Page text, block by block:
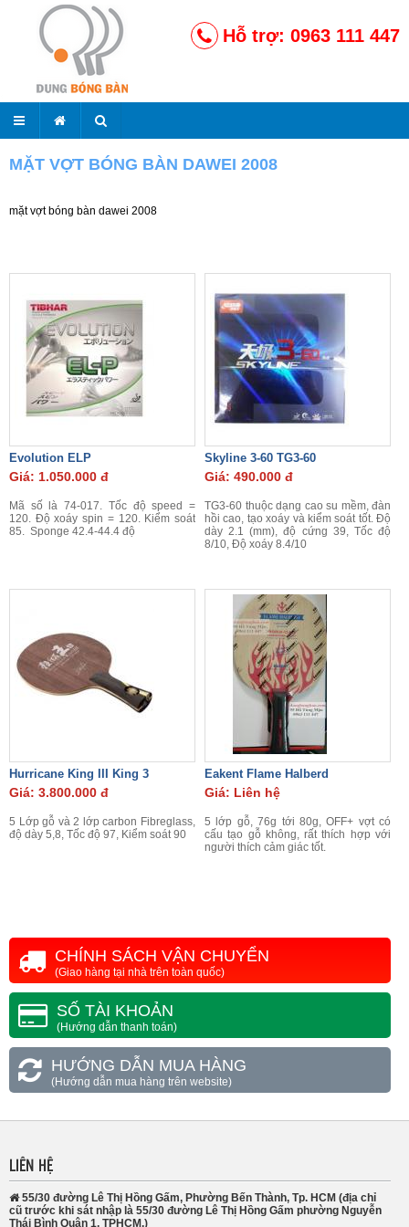
Hỗ trợ: 0963 111 447
MẶT VỢT BÓNG BÀN DAWEI 2008
mặt vợt bóng bàn dawei 2008
Evolution ELP
Giá: 1.050.000 đ
Mã số là 74-017. Tốc độ speed =
120. Độ xoáy spin = 120. Kiểm soát
85. Sponge 42.4-44.4 độ
Skyline 3-60 TG3-60
Giá: 490.000 đ
TG3-60 thuộc dạng cao su mềm, đàn
hồi cao, tạo xoáy và kiểm soát tốt. Độ
dày 2.1 (mm), độ cứng 39, Tốc độ
8/10, Độ xoáy 8.4/10
Hurricane King III King 3
Giá: 3.800.000 đ
5 Lớp gỗ và 2 lớp carbon Fibreglass,
độ dày 5,8, Tốc độ 97, Kiểm soát 90
Eakent Flame Halberd
Giá: Liên hệ
5 lớp gỗ, 76g tới 80g, OFF+ vợt có
cấu tạo gỗ không, rất thích hợp với
người thích cảm giác tốt.
CHÍNH SÁCH VẬN CHUYỂN
(Giao hàng tại nhà trên toàn quốc)
SỐ TÀI KHOẢN
(Hướng dẫn thanh toán)
HƯỚNG DẪN MUA HÀNG
(Hướng dẫn mua hàng trên website)
LIÊN HỆ
55/30 đường Lê Thị Hồng Gấm, Phường Bến Thành, Tp. HCM (địa chỉ
cũ trước khi sát nhập là 55/30 đường Lê Thị Hồng Gấm phường Nguyễn
Thái Bình Quận 1, TPHCM.)